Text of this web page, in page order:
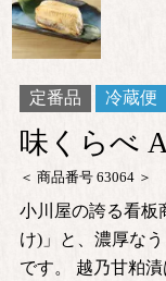
定番品 冷蔵便
味くらべ
商品番号 63064
小川屋の誇る看板
け)」と、濃厚な
です。 越乃甘粕